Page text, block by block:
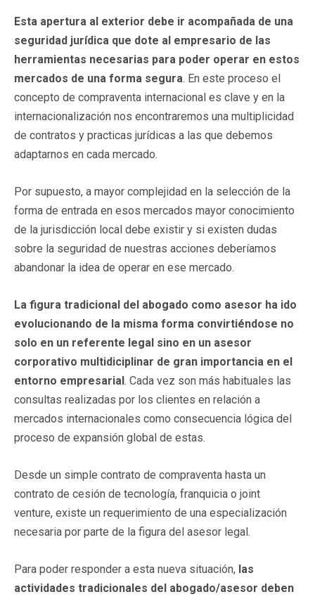
Esta apertura al exterior debe ir acompañada de una
seguridad jurídica que dote al empresario de las
herramientas necesarias para poder operar en estos
mercados de una forma segura. En este proceso el
concepto de compraventa internacional es clave y en la
internacionalización nos encontraremos una multiplicidad
de contratos y practicas jurídicas a las que debemos
adaptarnos en cada mercado.
Por supuesto, a mayor complejidad en la selección de la
forma de entrada en esos mercados mayor conocimiento
de la jurisdicción local debe existir y si existen dudas
sobre la seguridad de nuestras acciones deberíamos
abandonar la idea de operar en ese mercado.
La figura tradicional del abogado como asesor ha ido
evolucionando de la misma forma convirtiéndose no
solo en un referente legal sino en un asesor
corporativo multidiciplinar de gran importancia en el
entorno empresarial. Cada vez son más habituales las
consultas realizadas por los clientes en relación a
mercados internacionales como consecuencia lógica del
proceso de expansión global de estas.
Desde un simple contrato de compraventa hasta un
contrato de cesión de tecnología, franquicia o joint
venture, existe un requerimiento de una especialización
necesaria por parte de la figura del asesor legal.
Para poder responder a esta nueva situación, las
actividades tradicionales del abogado/asesor deben